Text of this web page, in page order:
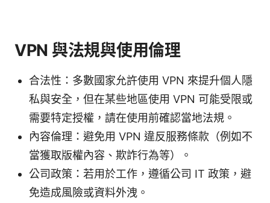
VPN 與法規與使用倫理
合法性：多數國家允許使用 VPN 來提升個人隱
私與安全，但在某些地區使用 VPN 可能受限或
需要特定授權，請在使用前確認當地法規。
內容倫理：避免用 VPN 違反服務條款（例如不
當獲取版權內容、欺詐行為等）。
公司政策：若用於工作，遵循公司 IT 政策，避
免造成風險或資料外洩。